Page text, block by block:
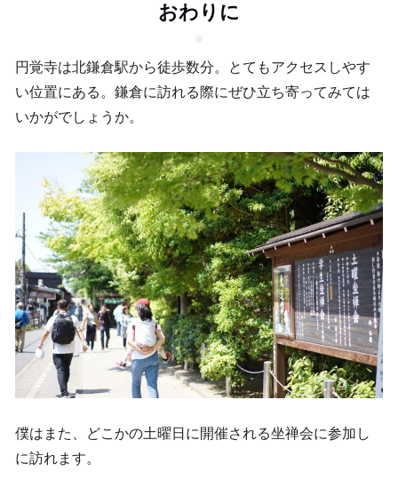
おわりに
円覚寺は北鎌倉駅から徒歩数分。とてもアクセスしやす
い位置にある。鎌倉に訪れる際にぜひ立ち寄ってみては
いかがでしょうか。
僕はまた、どこかの土曜日に開催される坐禅会に参加し
に訪れます。